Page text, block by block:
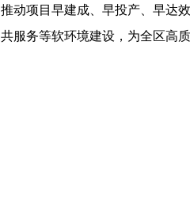
推动项目早建成、早投产、早达
共服务等软环境建设，为全区高